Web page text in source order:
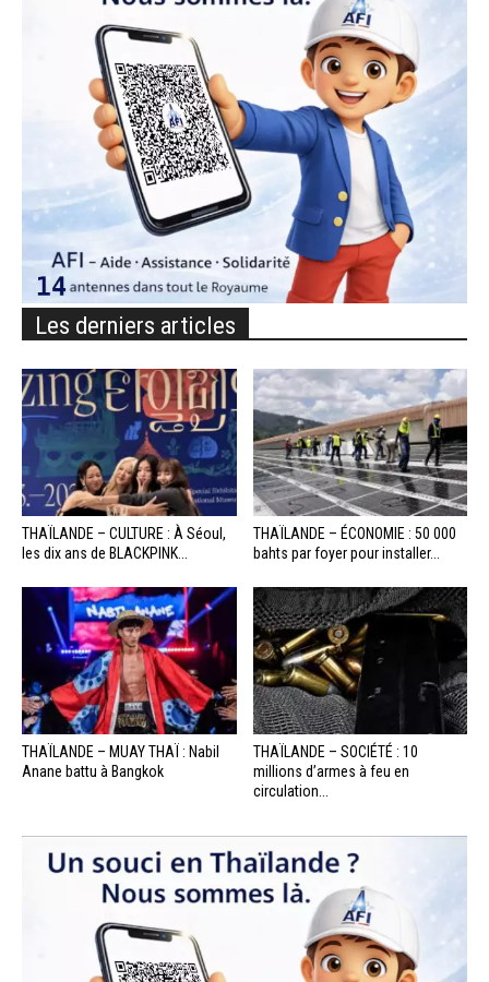
Les derniers articles
THAÏLANDE – CULTURE : À Séoul,
les dix ans de BLACKPINK...
THAÏLANDE – ÉCONOMIE : 50 000
bahts par foyer pour installer...
THAÏLANDE – MUAY THAÏ : Nabil
Anane battu à Bangkok
THAÏLANDE – SOCIÉTÉ : 10
millions d’armes à feu en
circulation...